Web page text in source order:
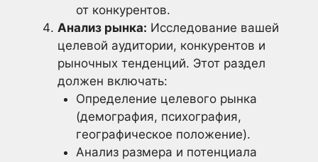
от конкурентов.
Анализ рынка: Исследование вашей
целевой аудитории, конкурентов и
рыночных тенденций. Этот раздел
должен включать:
Определение целевого рынка
(демография, психография,
географическое положение).
Анализ размера и потенциала